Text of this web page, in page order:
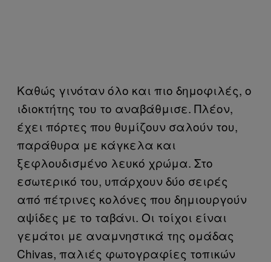
Καθώς γινόταν όλο και πιο δημοφιλές, ο
ιδιοκτήτης του το αναβάθμισε. Πλέον,
έχει πόρτες που θυμίζουν σαλούν του,
παράθυρα με κάγκελα και
ξεφλουδισμένο λευκό χρώμα. Στο
εσωτερικό του, υπάρχουν δύο σειρές
από πέτρινες κολόνες που δημιουργούν
αψίδες με το ταβάνι. Οι τοίχοι είναι
γεμάτοι με αναμνηστικά της ομάδας
Chivas, παλιές φωτογραφίες τοπικών